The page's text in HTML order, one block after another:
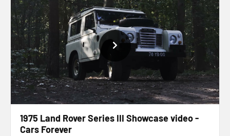
1975 Land Rover Series III Showcase video -
Cars Forever